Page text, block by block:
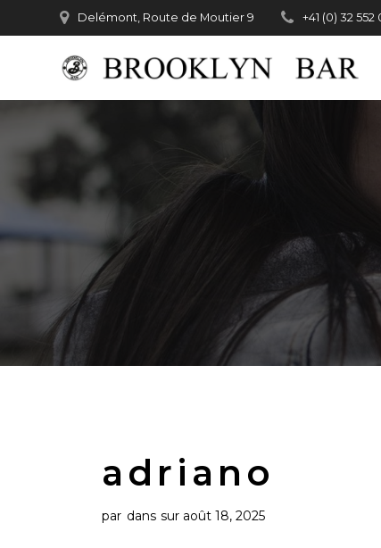
Delémont, Route de Moutier 9 +41 (0) 32 552
adriano
par dans sur août 18, 2025